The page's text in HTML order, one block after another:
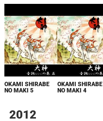
OKAMI SHIRABE
NO MAKI 5
OKAMI SHIRABE
NO MAKI 4
2012